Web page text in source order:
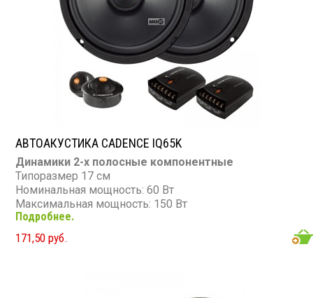
АВТОАКУСТИКА CADENCE IQ65K
Динамики 2-х полосные компонентные
Типоразмер 17 см
Номинальная мощность: 60 Вт
Максимальная мощность: 150 Вт
Диапазон частот: 90 - 20 000 Гц
Чувствительность: 90 дБ
Сопротивление: 4 Ом
Подробнее.
171,50 руб.